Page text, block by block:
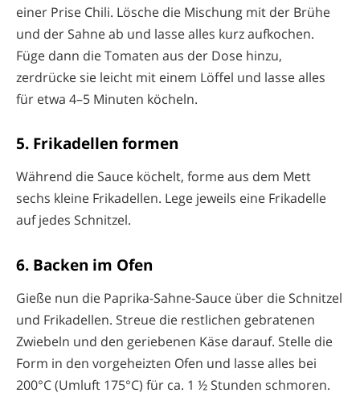
einer Prise Chili. Lösche die Mischung mit der Brühe
und der Sahne ab und lasse alles kurz aufkochen.
Füge dann die Tomaten aus der Dose hinzu,
zerdrücke sie leicht mit einem Löffel und lasse alles
für etwa 4–5 Minuten köcheln.
5. Frikadellen formen
Während die Sauce köchelt, forme aus dem Mett
sechs kleine Frikadellen. Lege jeweils eine Frikadelle
auf jedes Schnitzel.
6. Backen im Ofen
Gieße nun die Paprika-Sahne-Sauce über die Schnitzel
und Frikadellen. Streue die restlichen gebratenen
Zwiebeln und den geriebenen Käse darauf. Stelle die
Form in den vorgeheizten Ofen und lasse alles bei
200°C (Umluft 175°C) für ca. 1 ½ Stunden schmoren.